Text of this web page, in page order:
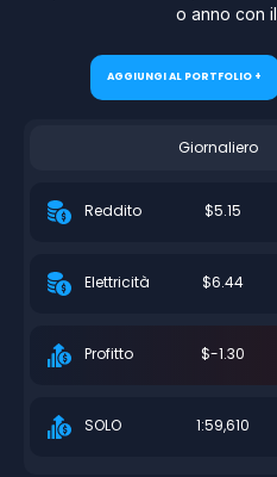
o anno con
AGGIUNGI AL PORTFOLIO +
Giornaliero
Reddito $5.15
Elettricità $6.44
Profitto $-1.30
SOLO 1:59,610